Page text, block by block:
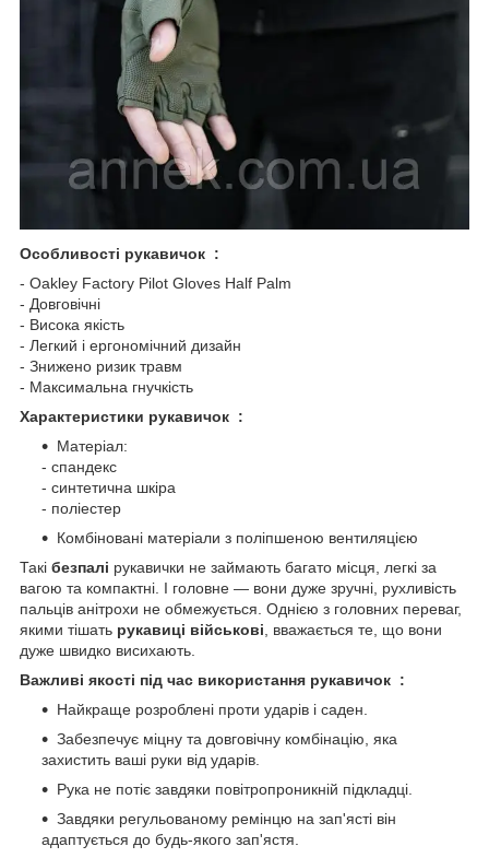
Особливості рукавичок :
- Oakley Factory Pilot Gloves Half Palm
- Довговічні
- Висока якість
- Легкий і ергономічний дизайн
- Знижено ризик травм
- Максимальна гнучкість
Характеристики рукавичок :
Матеріал:
- спандекс
- синтетична шкіра
- поліестер
Комбіновані матеріали з поліпшеною вентиляцією
Такі безпалі рукавички не займають багато місця, легкі за
вагою та компактні. І головне — вони дуже зручні, рухливість
пальців анітрохи не обмежується. Однією з головних переваг,
якими тішать рукавиці військові , вважається те, що вони
дуже швидко висихають.
Важливі якості під час використання рукавичок :
Найкраще розроблені проти ударів і саден.
Забезпечує міцну та довговічну комбінацію, яка
захистить ваші руки від ударів.
Рука не потіє завдяки повітропроникній підкладці.
Завдяки регульованому ремінцю на зап'ясті він
адаптується до будь-якого зап'ястя.